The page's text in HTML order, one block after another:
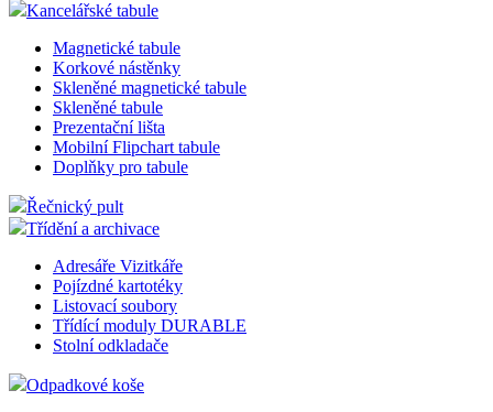
Kancelářské tabule
Magnetické tabule
Korkové nástěnky
Skleněné magnetické tabule
Skleněné tabule
Prezentační lišta
Mobilní Flipchart tabule
Doplňky pro tabule
Řečnický pult
Třídění a archivace
Adresáře Vizitkáře
Pojízdné kartotéky
Listovací soubory
Třídící moduly DURABLE
Stolní odkladače
Odpadkové koše